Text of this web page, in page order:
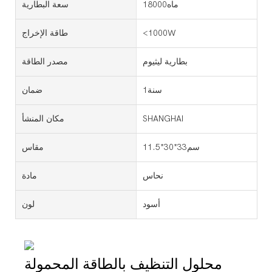
سعة البطارية ماه18000
طاقة الإخراج <1000W
مصدر الطاقة بطارية ليثيوم
ضمان سنة1
مكان المنشأ SHANGHAI
مقاس سم33*30*11.5
مادة نحاس
لون أسود